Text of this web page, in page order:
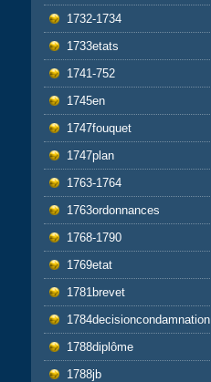
1732-1734
1733etats
1741-752
1745en
1747fouquet
1747plan
1763-1764
1763ordonnances
1768-1790
1769etat
1781brevet
1784decisioncondamnation
1788diplôme
1788jb